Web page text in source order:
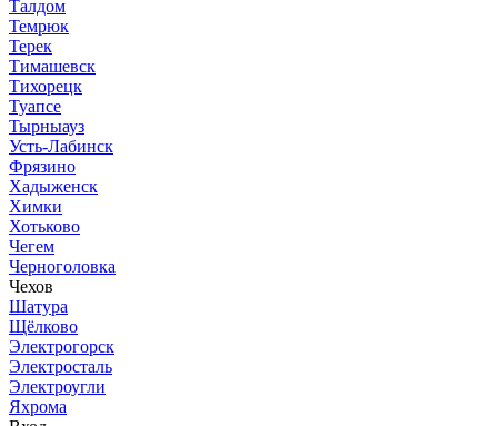
Талдом
Темрюк
Терек
Тимашевск
Тихорецк
Туапсе
Тырныауз
Усть-Лабинск
Фрязино
Хадыженск
Химки
Хотьково
Чегем
Черноголовка
Чехов
Шатура
Щёлково
Электрогорск
Электросталь
Электроугли
Яхрома